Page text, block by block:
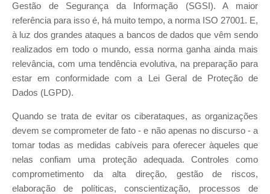
Gestão de Segurança da Informação (SGSI). A maior
referência para isso é, há muito tempo, a norma ISO 27001. E,
à luz dos grandes ataques a bancos de dados que vêm sendo
realizados em todo o mundo, essa norma ganha ainda mais
relevância, com uma tendência evolutiva, na preparação para
estar em conformidade com a Lei Geral de Proteção de
Dados (LGPD).
Quando se trata de evitar os ciberataques, as organizações
devem se comprometer de fato - e não apenas no discurso - a
tomar todas as medidas cabíveis para oferecer àqueles que
nelas confiam uma proteção adequada. Controles como
comprometimento da alta direção, gestão de riscos,
elaboração de políticas, conscientização, processos de